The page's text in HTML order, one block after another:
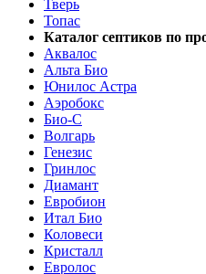
Тверь
Топас
Каталог септиков по
Аквалос
Альта Био
Юнилос Астра
Аэробокс
Био-С
Волгарь
Генезис
Гринлос
Диамант
Евробион
Итал Био
Коловеси
Кристалл
Евролос